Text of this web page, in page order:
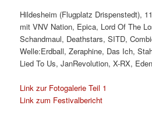
Hildesheim (Flugplatz Drispenstedt),
mit VNV Nation, Epica, Lord Of The
Schandmaul, Deathstars, SITD,
Welle:Erdball, Zeraphine, Das Ich,
Lied To Us, JanRevolution, X-RX,
Link zur Fotogalerie Teil 1
Link zum Festivalbericht